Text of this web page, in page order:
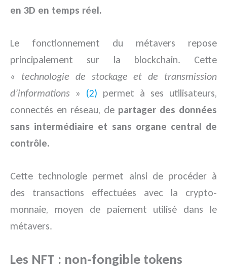
en 3D en temps réel.
Le fonctionnement du métavers repose
principalement sur la blockchain. Cette
« technologie de stockage et de transmission
d’informations » (2) permet à ses utilisateurs,
connectés en réseau, de partager des données
sans intermédiaire et sans organe central de
contrôle.
Cette technologie permet ainsi de procéder à
des transactions effectuées avec la crypto-
monnaie, moyen de paiement utilisé dans le
métavers.
Les NFT : non-fongible tokens